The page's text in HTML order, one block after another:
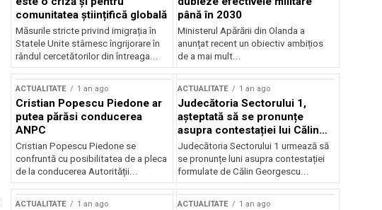
comunitatea științifică globală
Măsurile stricte privind imigrația în
Statele Unite stârnesc îngrijorare în
rândul cercetătorilor din întreaga...
până în 2030
Ministerul Apărării din Olanda a
anunțat recent un obiectiv ambițios
de a mai mult...
ACTUALITATE 1 an ago
Cristian Popescu Piedone ar
putea părăsi conducerea
ANPC
Cristian Popescu Piedone se
confruntă cu posibilitatea de a pleca
de la conducerea Autorității...
ACTUALITATE 1 an ago
Judecătoria Sectorului 1,
așteptată să se pronunțe
asupra contestației lui Călin
Georgescu privind controlul
judiciar
Judecătoria Sectorului 1 urmează să
se pronunțe luni asupra contestației
formulate de Călin Georgescu...
ACTUALITATE 1 an ago ACTUALITATE 1 an ago